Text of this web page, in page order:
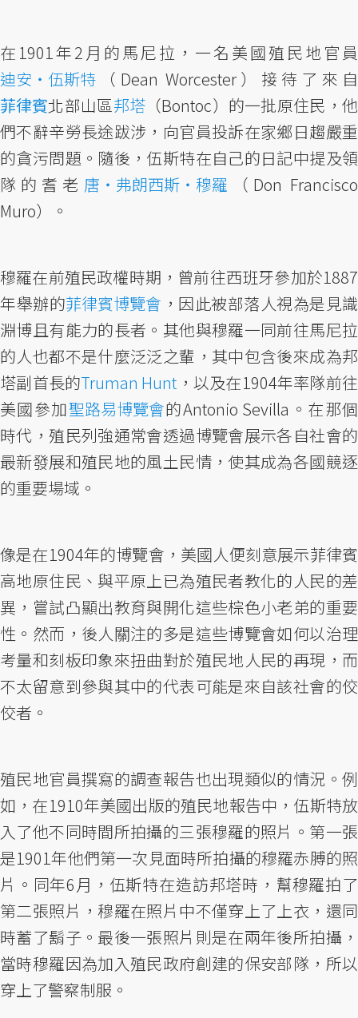
在1901年2月的馬尼拉，一名美國殖民地官員
迪安・伍斯特 （Dean Worcester）接待了來自
菲律賓北部山區邦塔（Bontoc）的一批原住民，他
們不辭辛勞長途跋涉，向官員投訴在家鄉日趨嚴重
的貪污問題。隨後，伍斯特在自己的日記中提及領
隊的耆老 唐・弗朗西斯・穆羅 （Don Francisco
Muro）。
穆羅在前殖民政權時期，曾前往西班牙參加於1887
年舉辦的菲律賓博覽會 ，因此被部落人視為是見識
淵博且有能力的長者。其他與穆羅一同前往馬尼拉
的人也都不是什麼泛泛之輩，其中包含後來成為邦
塔副首長的Truman Hunt ，以及在1904年率隊前往
美國參加聖路易博覽會的Antonio Sevilla。在那個
時代，殖民列強通常會透過博覽會展示各自社會的
最新發展和殖民地的風土民情，使其成為各國競逐
的重要場域。
像是在1904年的博覽會，美國人便刻意展示菲律賓
高地原住民、與平原上已為殖民者教化的人民的差
異，嘗試凸顯出教育與開化這些棕色小老弟的重要
性。然而，後人關注的多是這些博覽會如何以治理
考量和刻板印象來扭曲對於殖民地人民的再現，而
不太留意到參與其中的代表可能是來自該社會的佼
佼者。
殖民地官員撰寫的調查報告也出現類似的情況。例
如，在1910年美國出版的殖民地報告中，伍斯特放
入了他不同時間所拍攝的三張穆羅的照片。第一張
是1901年他們第一次見面時所拍攝的穆羅赤膊的照
片。同年6月，伍斯特在造訪邦塔時，幫穆羅拍了
第二張照片，穆羅在照片中不僅穿上了上衣，還同
時蓄了鬍子。最後一張照片則是在兩年後所拍攝，
當時穆羅因為加入殖民政府創建的保安部隊，所以
穿上了警察制服。